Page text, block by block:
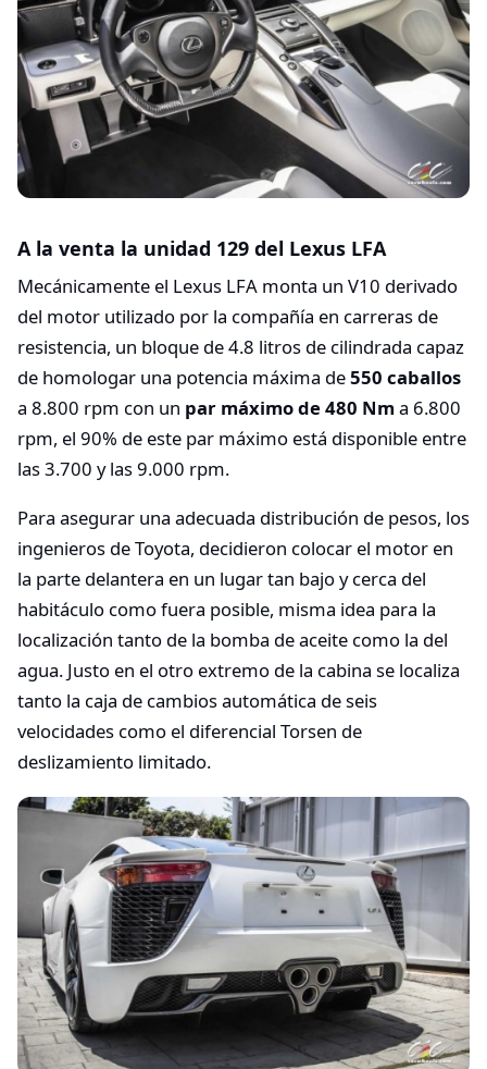
A la venta la unidad 129 del Lexus LFA
Mecánicamente el Lexus LFA monta un V10 derivado
del motor utilizado por la compañía en carreras de
resistencia, un bloque de 4.8 litros de cilindrada capaz
de homologar una potencia máxima de550 caballos
a 8.800 rpm con un par máximo de 480 Nm a 6.800
rpm, el 90% de este par máximo está disponible entre
las 3.700 y las 9.000 rpm.
Para asegurar una adecuada distribución de pesos, los
ingenieros de Toyota, decidieron colocar el motor en
la parte delantera en un lugar tan bajo y cerca del
habitáculo como fuera posible, misma idea para la
localización tanto de la bomba de aceite como la del
agua. Justo en el otro extremo de la cabina se localiza
tanto la caja de cambios automática de seis
velocidades como el diferencial Torsen de
deslizamiento limitado.